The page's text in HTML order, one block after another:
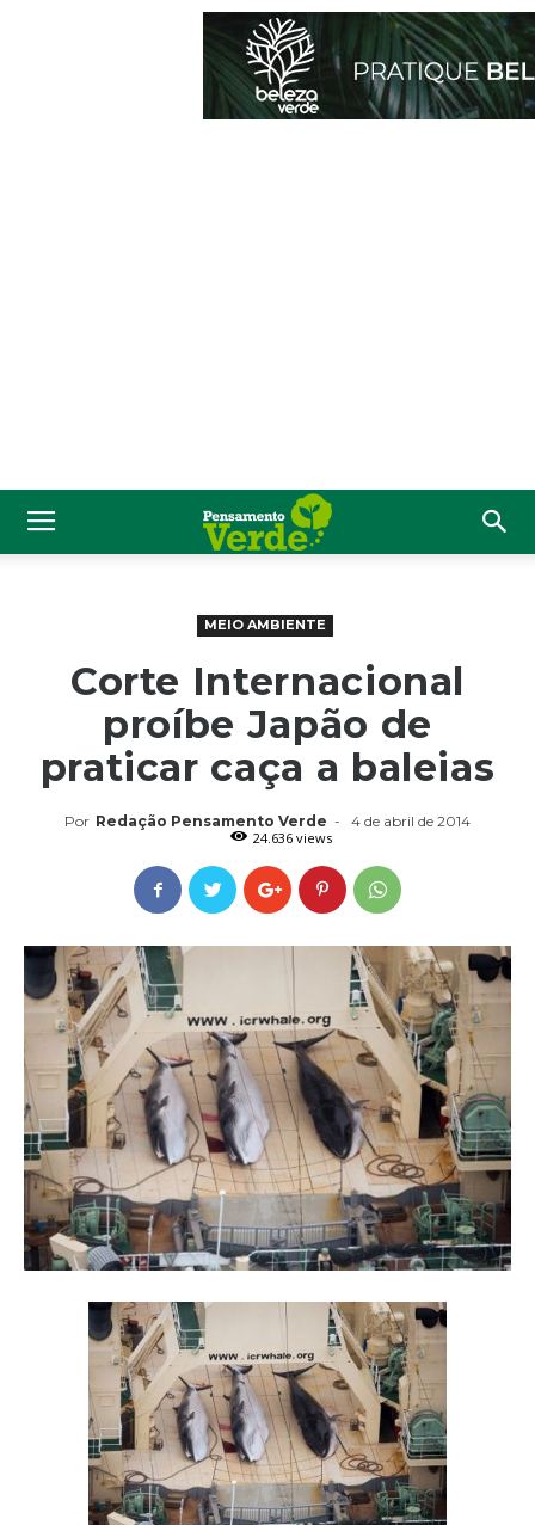
MEIO AMBIENTE
Corte Internacional
proíbe Japão de
praticar caça a baleias
Por Redação Pensamento Verde -
4 de abril de 2014
24.636 views